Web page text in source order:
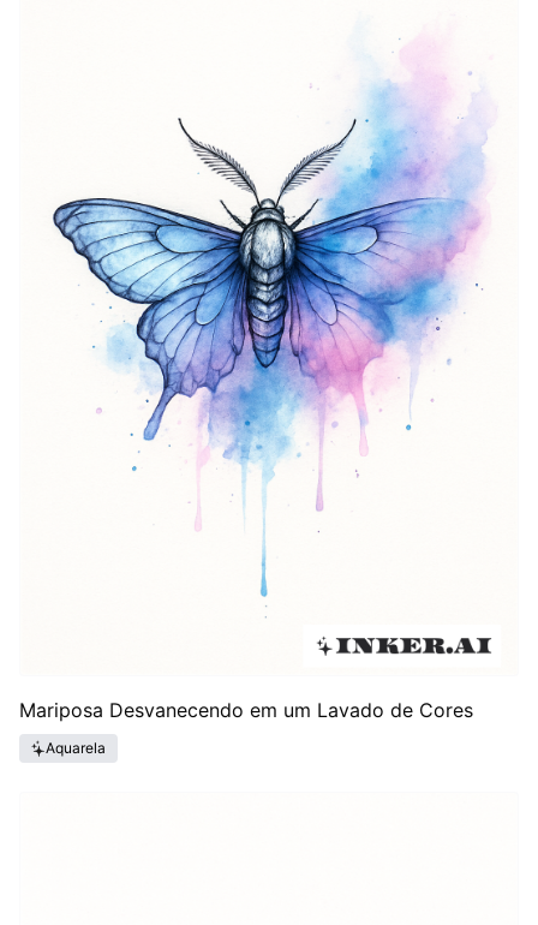
Mariposa Desvanecendo em um Lavado de Cores
Aquarela